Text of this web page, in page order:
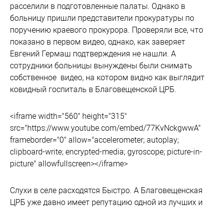
расселили в подготовленные палаты. Однако в
больницу пришли представители прокуратуры по
поручению краевого прокурора. Проверяли все, что
показано в первом видео, однако, как заверяет
Евгений Гермаш подтверждения не нашли. А
сотрудники больницы вынуждены были снимать
собственное видео, на котором видно как выглядит
ковидный госпиталь в Благовещенской ЦРБ.
<iframe width="560" height="315"
src="https://www.youtube.com/embed/77KvNckgwwA"
frameborder="0" allow="accelerometer; autoplay;
clipboard-write; encrypted-media; gyroscope; picture-in-
picture" allowfullscreen></iframe>
Слухи в селе расходятся Быстро. А Благовещенская
ЦРБ уже давно имеет репутацию одной из лучших и